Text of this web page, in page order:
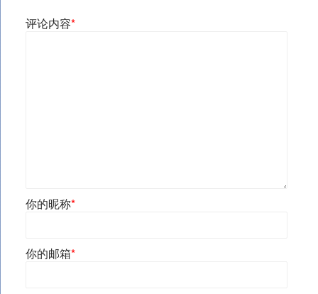
评论内容*
你的昵称*
你的邮箱*